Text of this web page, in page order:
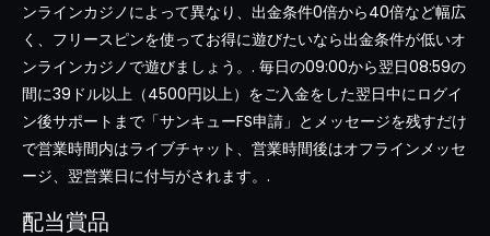
ンラインカジノによって異なり、出金条件0倍から40倍など幅広
く、フリースピンを使ってお得に遊びたいなら出金条件が低いオ
ンラインカジノで遊びましょう。. 毎日の09:00から翌日08:59の
間に39ドル以上（4500円以上）をご入金をした翌日中にログイ
ン後サポートまで「サンキューFS申請」とメッセージを残すだけ
で営業時間内はライブチャット、営業時間後はオフラインメッセ
ージ、翌営業日に付与がされます。.
配当賞品